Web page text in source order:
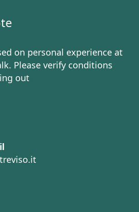
on personal experience at
Please verify conditions
out